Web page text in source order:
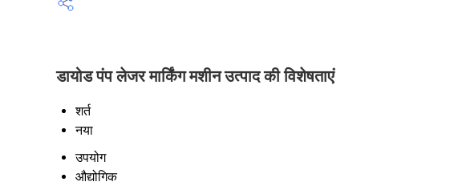
डायोड पंप लेजर मार्किंग मशीन उत्पाद की विशेषताएं
शर्त
नया
उपयोग
औद्योगिक